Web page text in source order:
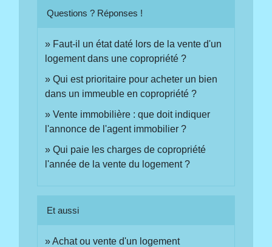
Questions ? Réponses !
Faut-il un état daté lors de la vente d'un
logement dans une copropriété ?
Qui est prioritaire pour acheter un bien
dans un immeuble en copropriété ?
Vente immobilière : que doit indiquer
l'annonce de l'agent immobilier ?
Qui paie les charges de copropriété
l'année de la vente du logement ?
Et aussi
Achat ou vente d'un logement